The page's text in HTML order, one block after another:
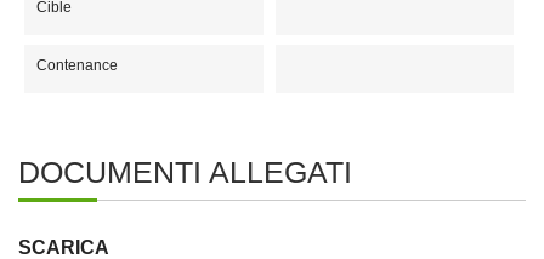
Cible
Contenance
DOCUMENTI ALLEGATI
SCARICA